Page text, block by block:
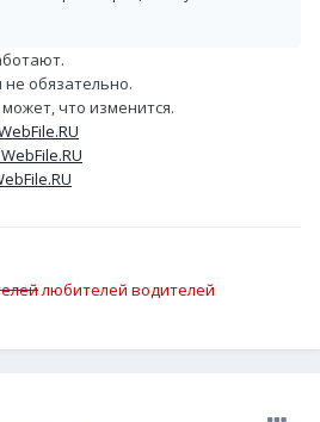
не обязательно.
что изменится.
любителей водителей